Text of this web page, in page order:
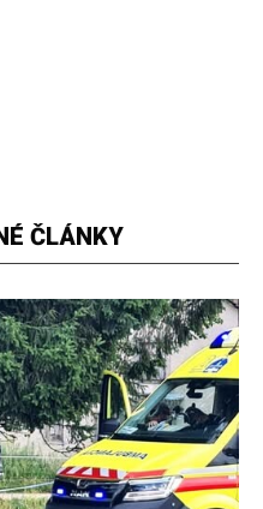
ČLÁNKY